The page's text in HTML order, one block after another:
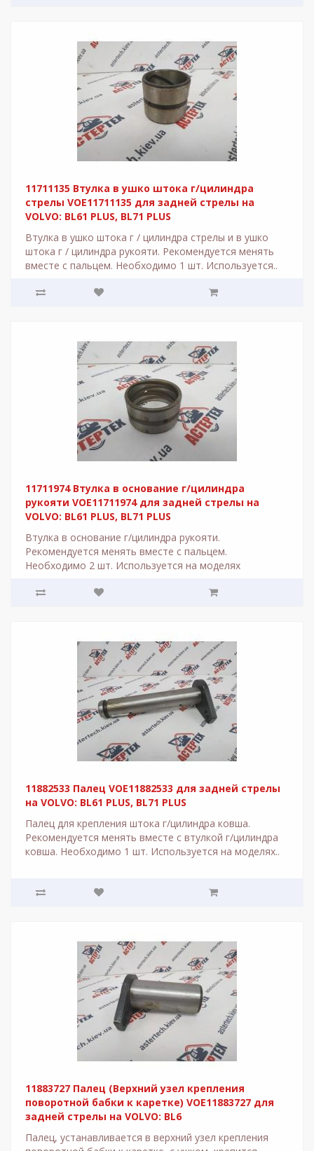
11711135 Втулка в ушко штока г/цилиндра
стрелы VOE11711135 для задней стрелы на
VOLVO: BL61 PLUS, BL71 PLUS
Втулка в ушко штока г / цилиндра стрелы и в ушко
штока г / цилиндра рукояти. Рекомендуется менять
вместе с пальцем. Необходимо 1 шт. Используется..
11711974 Втулка в основание г/цилиндра
рукояти VOE11711974 для задней стрелы на
VOLVO: BL61 PLUS, BL71 PLUS
Втулка в основание г/цилиндра рукояти.
Рекомендуется менять вместе с пальцем.
Необходимо 2 шт. Используется на моделях
11882533 Палец VOE11882533 для задней стрелы
на VOLVO: BL61 PLUS, BL71 PLUS
Палец для крепления штока г/цилиндра ковша.
Рекомендуется менять вместе с втулкой г/цилиндра
ковша. Необходимо 1 шт. Используется на моделях..
11883727 Палец (Верхний узел крепления
поворотной бабки к каретке) VOE11883727 для
задней стрелы на VOLVO: BL6
Палец, устанавливается в верхний узел крепления